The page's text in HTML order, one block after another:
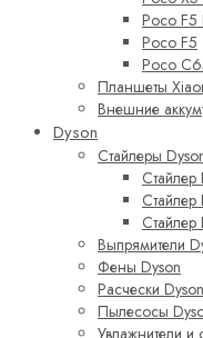
Poco F5
Poco F5
Poco
Планшеты
Внешние
Dyson
Стайлеры
Выпрямители
Фены Dyson
Расчески Dyson
Пылесосы